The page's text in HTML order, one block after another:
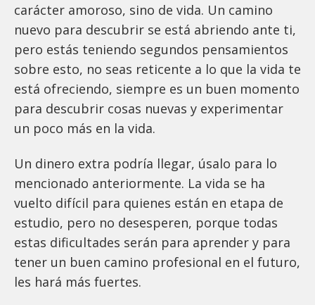
carácter amoroso, sino de vida. Un camino
nuevo para descubrir se está abriendo ante ti,
pero estás teniendo segundos pensamientos
sobre esto, no seas reticente a lo que la vida te
está ofreciendo, siempre es un buen momento
para descubrir cosas nuevas y experimentar
un poco más en la vida.
Un dinero extra podría llegar, úsalo para lo
mencionado anteriormente. La vida se ha
vuelto difícil para quienes están en etapa de
estudio, pero no desesperen, porque todas
estas dificultades serán para aprender y para
tener un buen camino profesional en el futuro,
les hará más fuertes.